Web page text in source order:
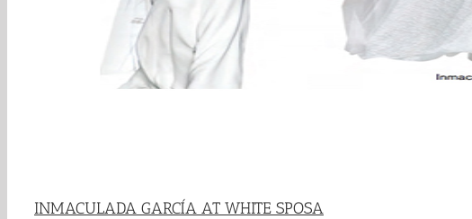
INMACULADA GARCÍA AT WHITE SPOSA